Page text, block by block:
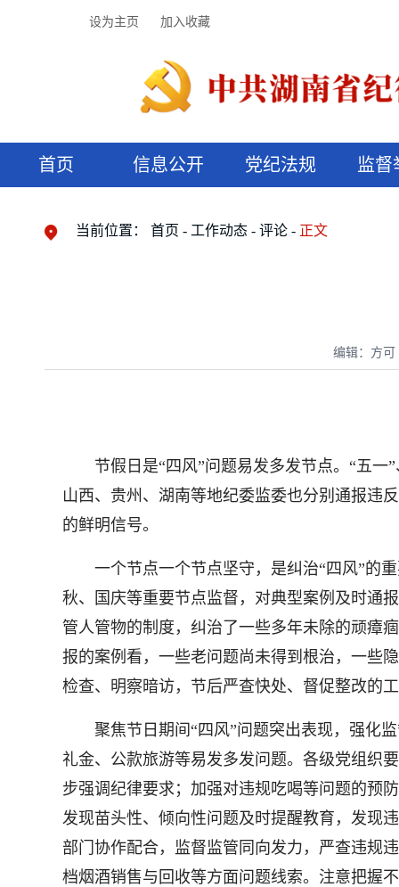
设为主页 加入收藏
首页 信息公开 党纪法规 监督
当前位置： 首页 工作动态 评论 正文
编辑：方可
节假日是“四风”问题易发多发节点。“五一”
山西、贵州、湖南等地纪委监委也分别通报违
的鲜明信号。
一个节点一个节点坚守，是纠治“四风”的重
秋、国庆等重要节点监督，对典型案例及时通
管人管物的制度，纠治了一些多年未除的顽瘴
报的案例看，一些老问题尚未得到根治，一些
检查、明察暗访，节后严查快处、督促整改的
聚焦节日期间“四风”问题突出表现，强化监
礼金、公款旅游等易发多发问题。各级党组织
步强调纪律要求；加强对违规吃喝等问题的预
发现苗头性、倾向性问题及时提醒教育，发现
部门协作配合，监督监管同向发力，严查违规
档烟酒销售与回收等方面问题线索。注意把握